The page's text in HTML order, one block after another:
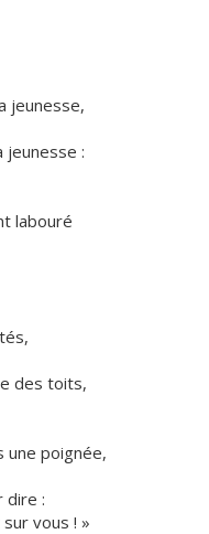
jeunesse,
jeunesse :
labouré
des toits,
une poignée,
dire :
vous ! »